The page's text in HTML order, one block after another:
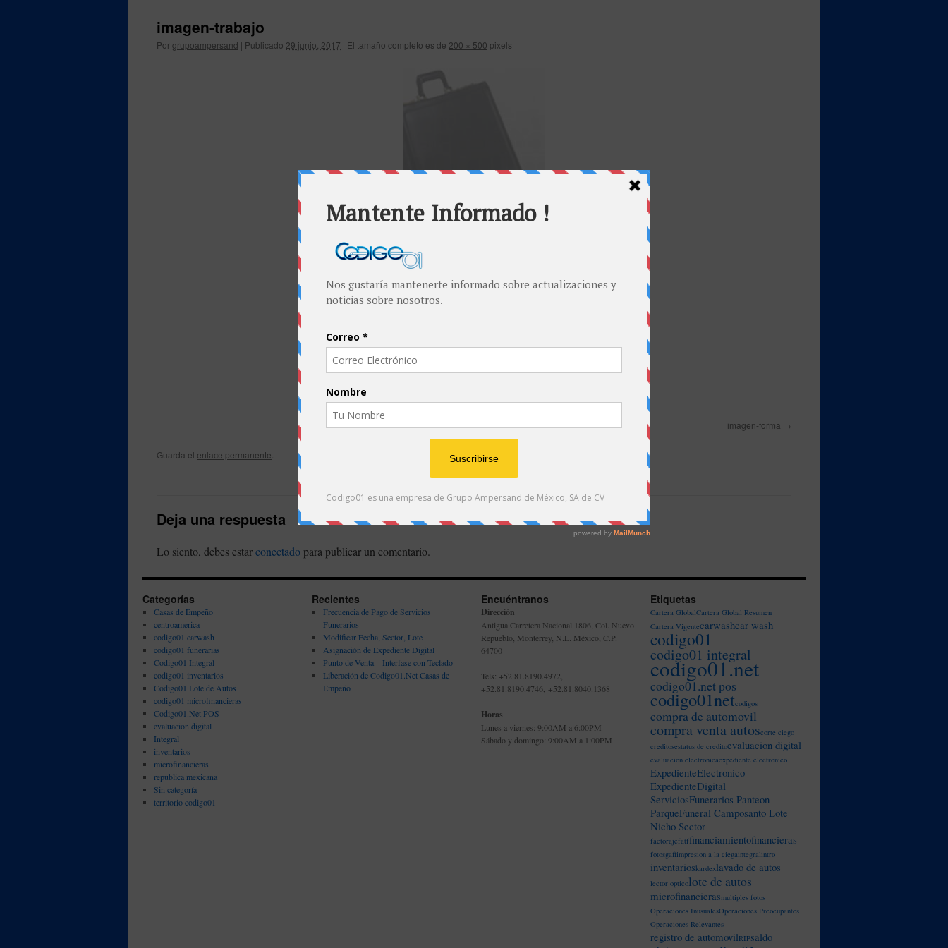
imagen-trabajo
Porgrupoampersand | Publicado 29 junio, 2017 | El tamaño completo es de 200 × 500 pixels
imagen-forma
Guarda el enlace permanente
Deja una respuesta
Lo siento, debes estarconectado para publicar un comentario.
Categorías
Casas de Empeño
centroamerica
codigo01 carwash
codigo01 funerarias
Codigo01 Integral
codigo01 inventarios
Codigo01 Lote de Autos
codigo01 microfinancieras
Codigo01.Net POS
evaluacion digital
Integral
inventarios
microfinancieras
republica mexicana
Sin categoría
territorio codigo01
Recientes
Frecuencia de Pago de Servicios
Funerarios
Modificar Fecha, Sector, Lote
Asignación de Expediente Digital
Punto de Venta – Interfase con Teclado
Liberación de Codigo01.Net Casas de
Empeño
Encuéntranos
Dirección
Antigua Carretera Nacional 1806, Col. Nuevo
Repueblo, Monterrey, N.L. México, C.P.
64700
Tels: +52.81.8190.4972,
+52.81.8190.4746, +52.81.8040.1368
Horas
Lunes a viernes: 9:00AM a 6:00PM
Sábado y domingo: 9:00AM a 1:00PM
Etiquetas
Cartera GlobalCartera Global Resumen
Cartera Vigentecarwashcar wash
codigo01
codigo01 integral
codigo01.net
codigo01.net pos
codigo01netcodigos
compra de automovil
compra venta autoscorte ciego
creditosestatus de creditoevaluacion digital
evaluacion electronicaexpediente electronico
ExpedienteElectronico
ExpedienteDigital
ServiciosFunerarios Panteon
ParqueFuneral Camposanto Lote
Nicho Sector
factorajefatffinanciamientofinancieras
fotosgafiimpresion a la ciegaintegralintro
inventarioskardexlavado de autos
lector opticolote de autos
microfinancierasmultiples fotos
Operaciones InusualesOperaciones Preocupantes
Operaciones Relevantes
registro de automovilRIPsaldo